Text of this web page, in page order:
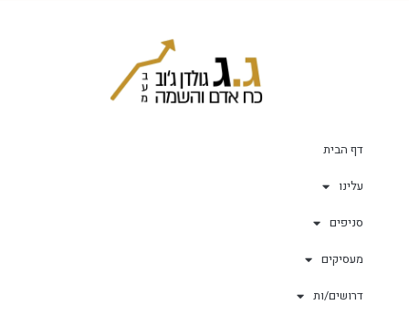
דף הבית
עלינו
סניפים
מעסיקים
דרושים/ות